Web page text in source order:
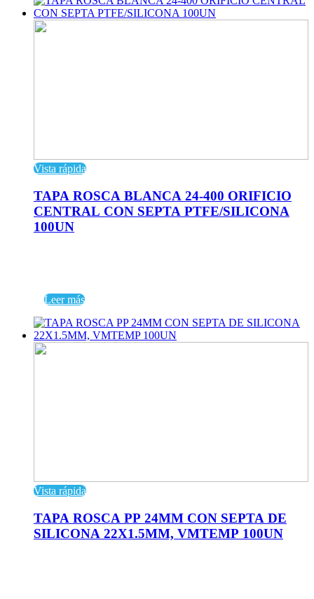
Vista rápida
TAPA ROSCA BLANCA 24-400 ORIFICIO
CENTRAL CON SEPTA PTFE/SILICONA
100UN
Leer más
Vista rápida
TAPA ROSCA PP 24MM CON SEPTA DE
SILICONA 22X1.5MM, VMTEMP 100UN